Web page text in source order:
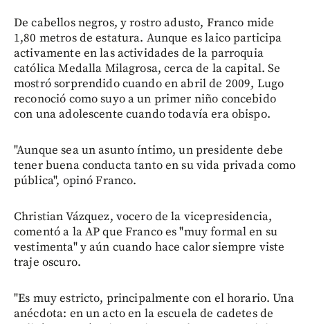
De cabellos negros, y rostro adusto, Franco mide
1,80 metros de estatura. Aunque es laico participa
activamente en las actividades de la parroquia
católica Medalla Milagrosa, cerca de la capital. Se
mostró sorprendido cuando en abril de 2009, Lugo
reconoció como suyo a un primer niño concebido
con una adolescente cuando todavía era obispo.
"Aunque sea un asunto íntimo, un presidente debe
tener buena conducta tanto en su vida privada como
pública", opinó Franco.
Christian Vázquez, vocero de la vicepresidencia,
comentó a la AP que Franco es "muy formal en su
vestimenta" y aún cuando hace calor siempre viste
traje oscuro.
"Es muy estricto, principalmente con el horario. Una
anécdota: en un acto en la escuela de cadetes de